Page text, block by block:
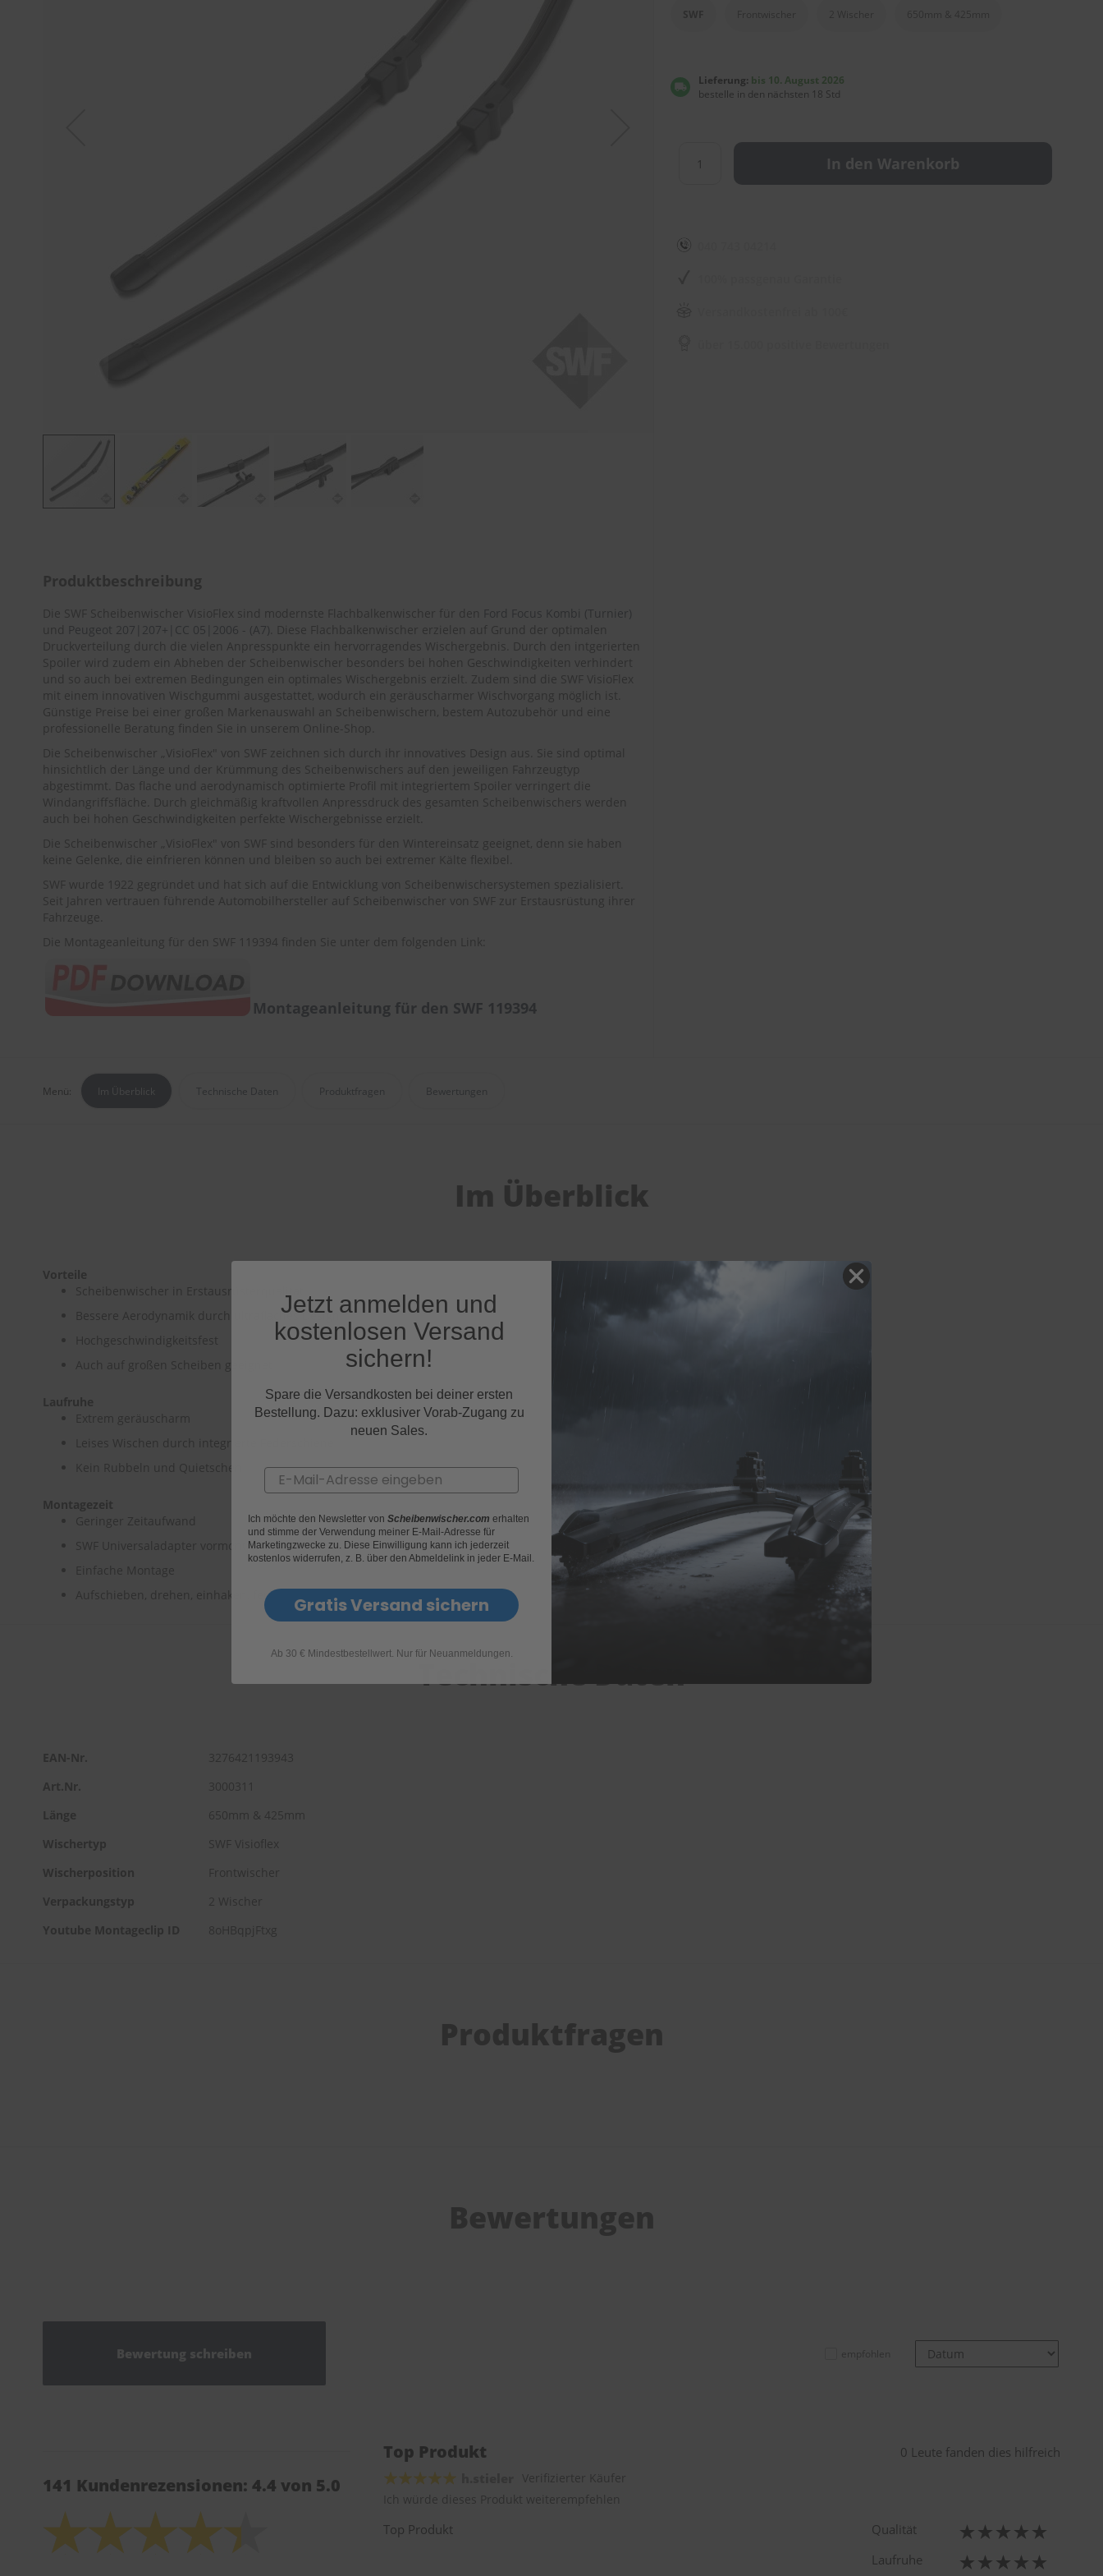
Bildergalerie
springen
Lieferung: bis 10. August 2026
bestelle in den nächsten 18 Std
In den Warenkorb
Produktbeschreibung
Die SWF Scheibenwischer VisioFlex sind modernste Flachbalkenwischer für den Ford Focus Kombi (Turnier)
und Peugeot 207|207+|CC 05|2006 - (A7) . Diese Flachbalkenwischer erzielen auf Grund der optimalen
Druckverteilung durch die vielen Anpresspunkte ein hervorragendes Wischergebnis. Durch den intgerierten
Spoiler wird zudem ein Abheben der Scheibenwischer besonders bei hohen Geschwindigkeiten verhindert
und so auch bei extremen Bedingungen ein optimales Wischergebnis erzielt. Zudem sind die SWF VisioFlex
mit einem innovativen Wischgummi ausgestattet, wodurch ein geräuscharmer Wischvorgang möglich ist.
Günstige Preise bei einer großen Markenauswahl an Scheibenwischern, bestem Autozubehör und eine
professionelle Beratung finden Sie in unserem Online-Shop.
Die Scheibenwischer „VisioFlex" von SWF zeichnen sich durch ihr innovatives Design aus. Sie sind optimal
hinsichtlich der Länge und der Krümmung des Scheibenwischers auf den jeweiligen Fahrzeugtyp
abgestimmt. Das flache und aerodynamisch optimierte Profil mit integriertem Spoiler verringert die
Windangriffsfläche. Durch gleichmäßig kraftvollen Anpressdruck des gesamten Scheibenwischers werden
auch bei hohen Geschwindigkeiten perfekte Wischergebnisse erzielt.
Die Scheibenwischer „VisioFlex" von SWF sind besonders für den Wintereinsatz geeignet, denn sie haben
keine Gelenke, die einfrieren können und bleiben so auch bei extremer Kälte flexibel.
SWF wurde 1922 gegründet und hat sich auf die Entwicklung von Scheibenwischersystemen spezialisiert.
Seit Jahren vertrauen führende Automobilhersteller auf Scheibenwischer von SWF zur Erstausrüstung ihrer
Fahrzeuge.
Die Montageanleitung für den SWF 119394 finden Sie unter dem folgenden Link:
Montageanleitung für den SWF 119394
Menü: Im Überblick Technische Daten Produktfragen Bewertungen
Im Überblick
Vorteile
Scheibenwischer in Erstausrüsterqualität
Bessere Aerodynamik durch ultraflaches Design
Hochgeschwindigkeitsfest
Auch auf großen Scheiben geeignet
Laufruhe
Extrem geräuscharm
Leises Wischen durch integrierte Federschiene
Kein Rubbeln und Quietschen
Montagezeit
Geringer Zeitaufwand
SWF Universaladapter vormontiert
Einfache Montage
Aufschieben, drehen, einhaken, fertig
Technische Daten
EAN-Nr.
3276421193943
Art.Nr.
3000311
Länge
650mm & 425mm
Wischertyp
SWF Visioflex
Wischerposition
Frontwischer
Verpackungstyp
2 Wischer
Youtube Montageclip ID
8oHBqpjFtxg
Produktfragen
Bewertungen
Bewertung schreiben
141 Kundenrezensionen: 4.4 von 5.0
Top Produkt
0 Leute fanden dies hilfreich
Verifizierter Käufer
Ich würde dieses Produkt weiterempfehlen
Top Produkt
Qualität
Laufruhe
Jetzt anmelden und
kostenlosen Versand
sichern!
Spare die Versandkosten bei deiner ersten
Bestellung. Dazu: exklusiver Vorab-Zugang zu
neuen Sales.
Email
Ich möchte den Newsletter von Scheibenwischer.com erhalten
und stimme der Verwendung meiner E-Mail-Adresse für
Marketingzwecke zu. Diese Einwilligung kann ich jederzeit
kostenlos widerrufen, z. B. über den Abmeldelink in jeder E-Mail.
Gratis Versand sichern
Ab 30 € Mindestbestellwert. Nur für Neuanmeldungen.